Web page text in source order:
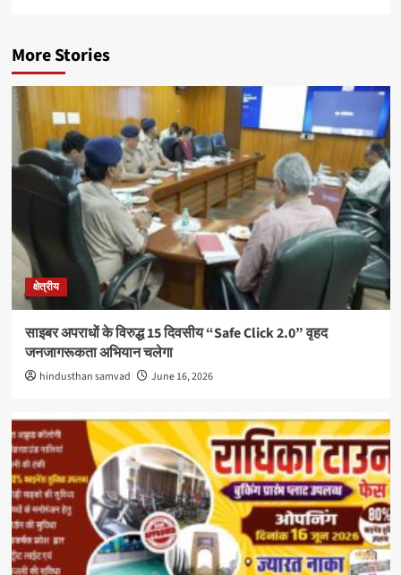
More Stories
क्षेत्रीय
साइबर अपराधों के विरुद्ध 15 दिवसीय “Safe Click 2.0” वृहद
जनजागरूकता अभियान चलेगा
hindusthan samvad June 16, 2026